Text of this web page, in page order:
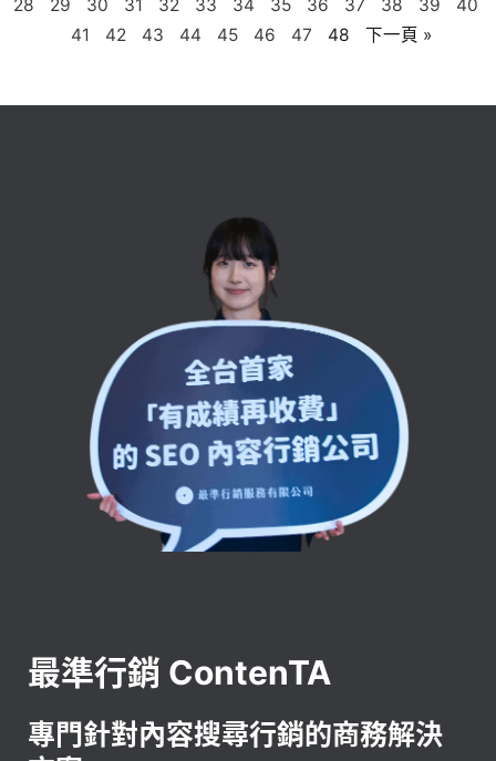
28 29 30 31 32 33 34 35 36 37 38 39 40
41 42 43 44 45 46 47 48 下一頁 »
最準行銷 ContenTA
專門針對內容搜尋行銷的商務解決